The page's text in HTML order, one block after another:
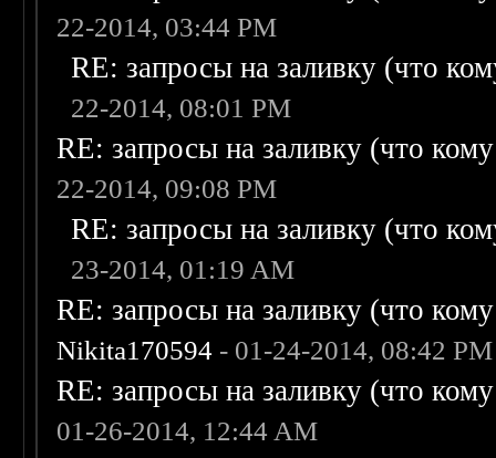
22-2014, 03:44 PM
RE: запросы на заливку (что
22-2014, 08:01 PM
RE: запросы на заливку (что
22-2014, 09:08 PM
RE: запросы на заливку (что
23-2014, 01:19 AM
RE: запросы на заливку (что
Nikita170594 - 01-24-2014, 08:42 PM
RE: запросы на заливку (что
01-26-2014, 12:44 AM